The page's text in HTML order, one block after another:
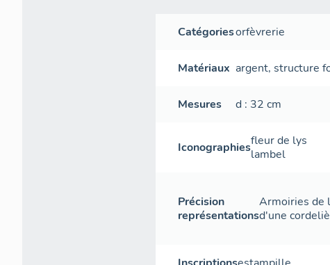
Catégoriesorfèvrerie
Matériaux argent,structure
Mesures d : 32cm
Iconographiesfleur de lys
lambel
Précision
représentations
Armoiries de
d'une